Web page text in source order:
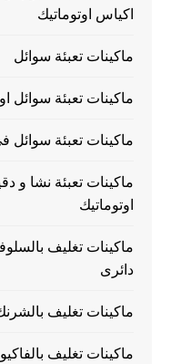
اكياس اوتوماتيك
ماكينات تعبئة سوائل
ماكينات تعبئة سوائل
ماكينات تعبئة
ماكينات تعبئة نشا و
اوتوماتيك
ماكينات تغليف
دائرى
ماكينات تغليف
ماكينات تغليف